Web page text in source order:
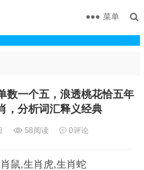
菜单
数一个五，浪透桃花恰五年
，分析词汇释义经典
58阅读 0评论
鼠,生肖虎,生肖蛇